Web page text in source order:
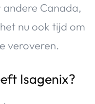
Canada,
nu ook tijd om
veroveren.
Isagenix?